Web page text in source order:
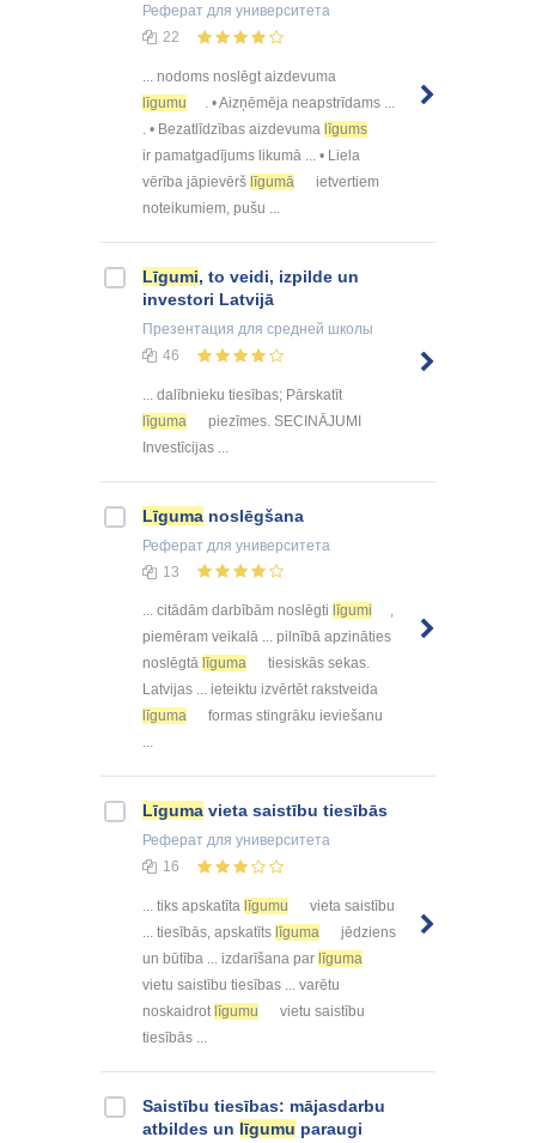
Реферат для университета
22
... nodoms noslēgt aizdevuma
līgumu
. • Aizņēmēja neapstrīdams ...
. • Bezatlīdzības aizdevuma līgums
ir pamatgadījums likumā ... • Liela
vērība jāpievērš līgumā
ietvertiem
noteikumiem, pušu ...
Līgumi, to veidi, izpilde un
investori Latvijā
Презентация для средней школы
46
... dalībnieku tiesības; Pārskatīt
līguma
piezīmes. SECINĀJUMI
Investīcijas ...
Līguma noslēgšana
Реферат для университета
13
... citādām darbībām noslēgti līgumi
,
piemēram veikalā ... pilnībā apzināties
noslēgtā līguma
tiesiskās sekas.
Latvijas ... ieteiktu izvērtēt rakstveida
līguma
formas stingrāku ieviešanu
...
Līguma vieta saistību tiesībās
Реферат для университета
16
... tiks apskatīta līgumu
vieta saistību
... tiesībās, apskatīts līguma
jēdziens
un būtība ... izdarīšana par līguma
vietu saistību tiesības ... varētu
noskaidrot līgumu
vietu saistību
tiesībās ...
Saistību tiesības: mājasdarbu
atbildes un līgumu paraugi